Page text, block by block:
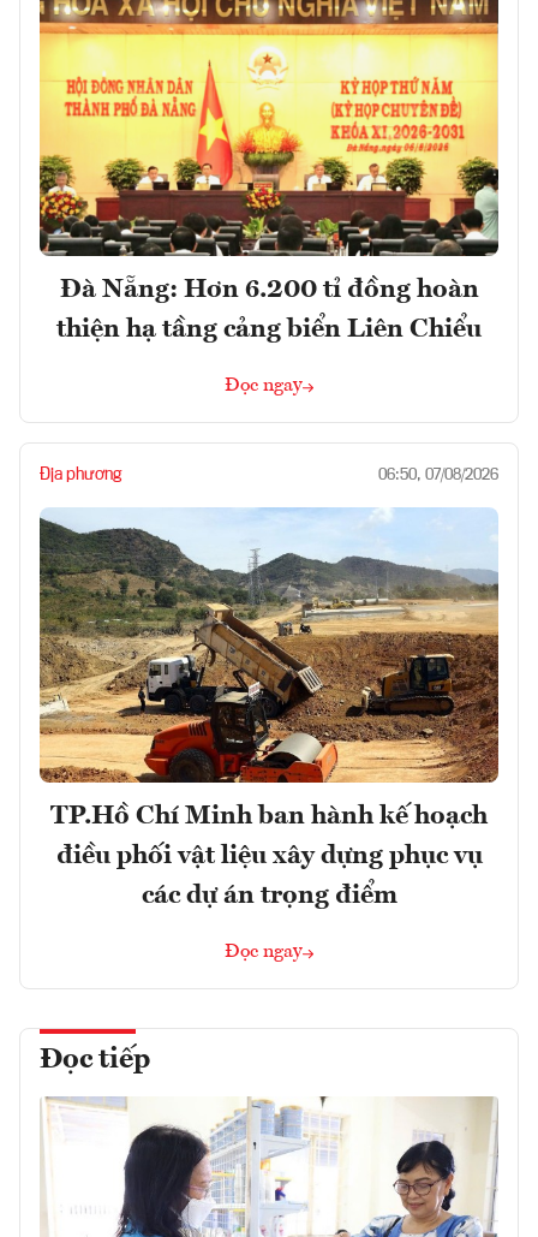
Đà Nẵng: Hơn 6.200 tỉ đồng hoàn
thiện hạ tầng cảng biển Liên Chiểu
Đọc ngay
Địa phương 06:50, 07/08/2026
TP.Hồ Chí Minh ban hành kế hoạch
điều phối vật liệu xây dựng phục vụ
các dự án trọng điểm
Đọc ngay
Đọc tiếp